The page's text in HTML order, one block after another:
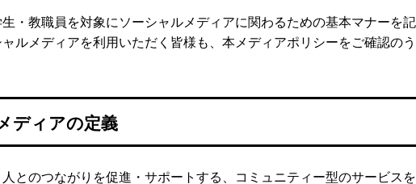
・教職員を対象にソーシャルメディアに関わるための基本マナーを
ルメディアを利用いただく皆様も、本メディアポリシーをご確認の
ディアの定義
とのつながりを促進・サポートする、コミュニティー型のサービス